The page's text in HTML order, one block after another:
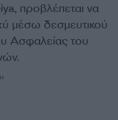
προβλέπεται να
μέσω δεσμευτικού
Ασφαλείας του